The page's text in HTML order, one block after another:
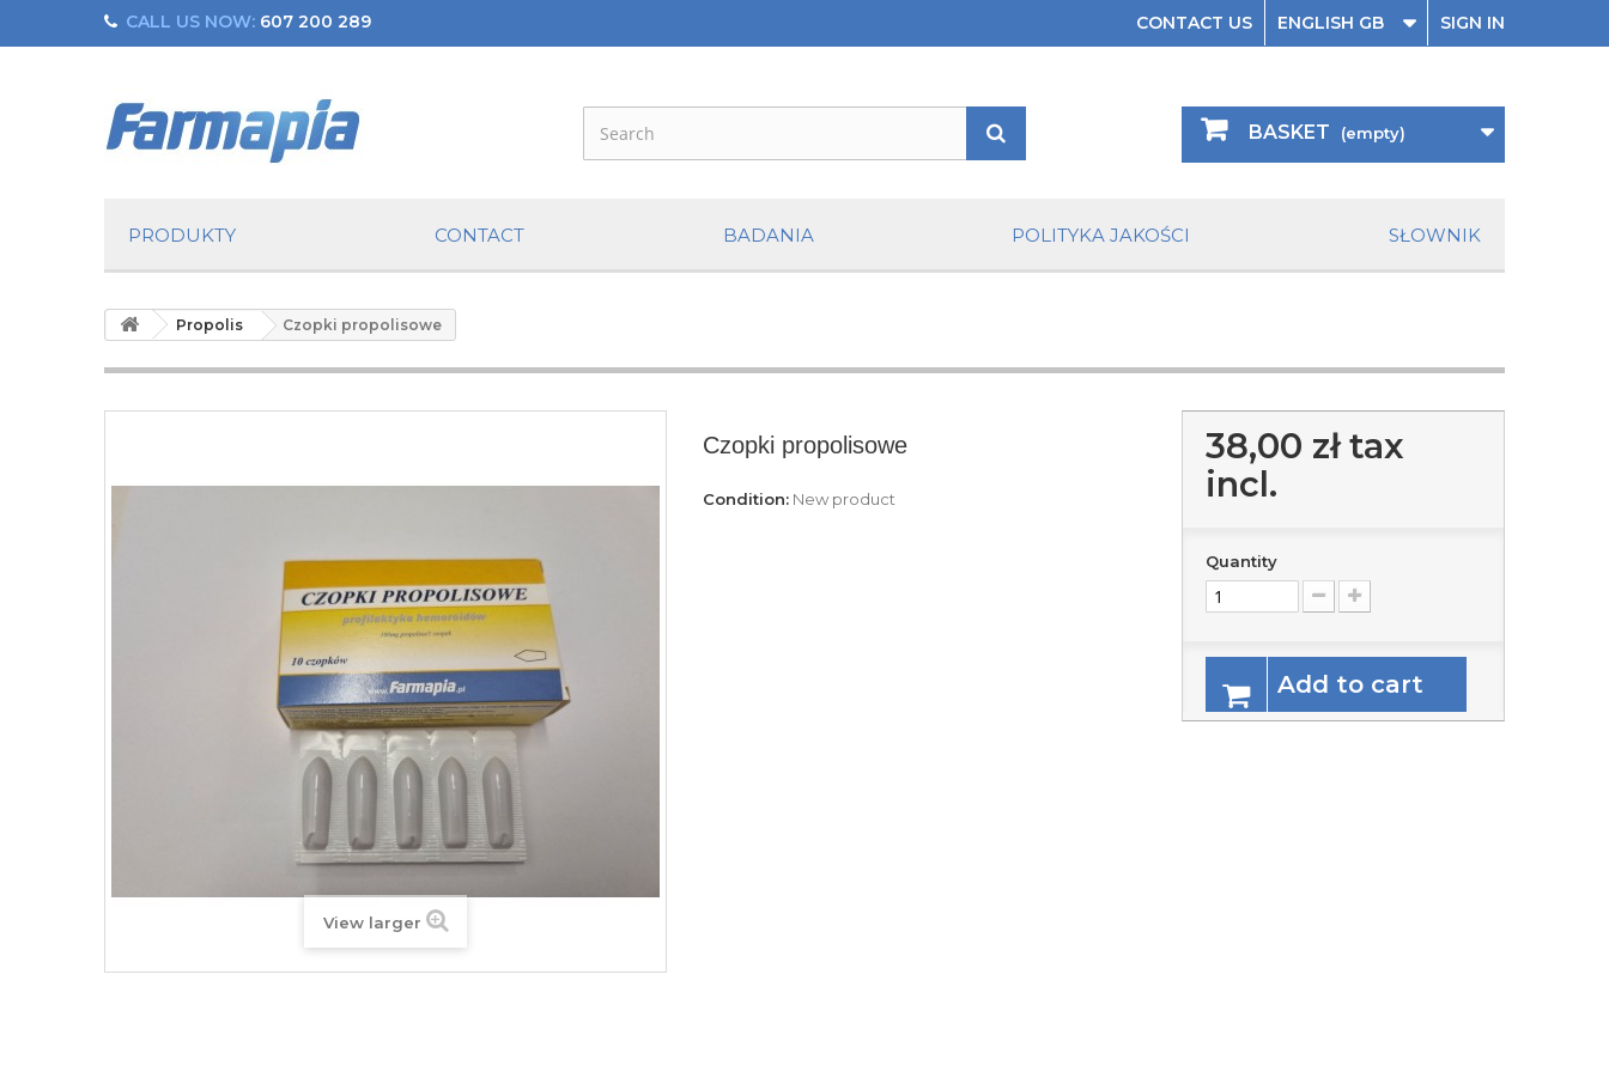
SIGN IN
ENGLISH GB
CONTACT US
CALL US NOW: 607 200 289
BASKET (empty)
PRODUKTY CONTACT BADANIA POLITYKA JAKOŚCI SŁOWNIK
Propolis Czopki propolisowe
View larger
Czopki propolisowe
Condition: New product
38,00 złtax
incl.
Quantity
Add to cart